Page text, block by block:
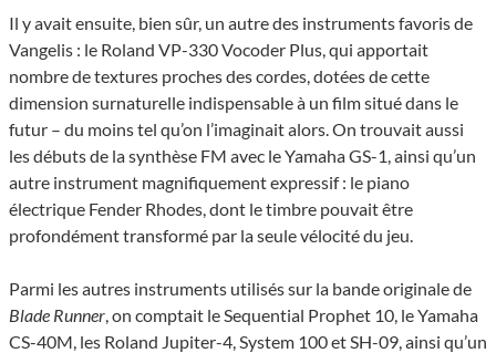
Il y avait ensuite, bien sûr, un autre des instruments favoris de
Vangelis : le Roland VP-330 Vocoder Plus, qui apportait
nombre de textures proches des cordes, dotées de cette
dimension surnaturelle indispensable à un film situé dans le
futur – du moins tel qu’on l’imaginait alors. On trouvait aussi
les débuts de la synthèse FM avec le Yamaha GS-1, ainsi qu’un
autre instrument magnifiquement expressif : le piano
électrique Fender Rhodes, dont le timbre pouvait être
profondément transformé par la seule vélocité du jeu.
Parmi les autres instruments utilisés sur la bande originale de
Blade Runner, on comptait le Sequential Prophet 10, le Yamaha
CS-40M, les Roland Jupiter-4, System 100 et SH-09, ainsi qu’un